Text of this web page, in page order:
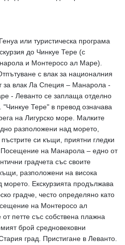
или туристическа програма
до Чинкуе Тере (с
и Монтеросо ал Маре).
с влак за националния
за влак Ла Специя – Манарола -
- Леванто се заплаща отделно
Тере" в превод означава
на Лигурско море. Малките
разположени над морето,
си къщи, приятни гледки
на Манарола – едно от
градчета със своите
разположени на висока
Екскурзията продължава
градче, често определяно като
на Монтеросо ал
петте със собствена плажна
брой средновековни
град. Пристигане в Леванто.